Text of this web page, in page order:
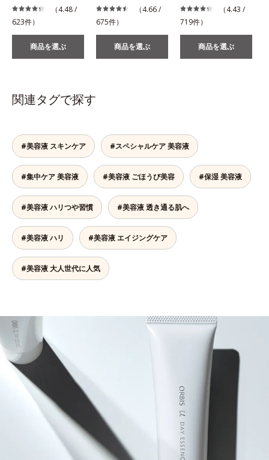
（4.48 /
623件）
商品を選ぶ
（4.66 /
675件）
商品を選ぶ
（4.43 /
719件）
商品を選ぶ
関連タグで探す
#美容液 スキンケア #スペシャルケア 美容液
#集中ケア 美容液 #美容液 ごほうび美容 #保湿 美容液
#美容液 ハリつや習慣 #美容液 透き通る肌へ
#美容液 ハリ #美容液 エイジングケア
#美容液 大人世代に人気